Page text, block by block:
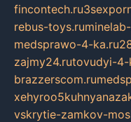
fincontech.ru
rebus-toys.ru
medsprawo-4-ka.ru
zajmy24.rutovudyi-4-
brazzerscom.ru
vskrytie-zamkov-